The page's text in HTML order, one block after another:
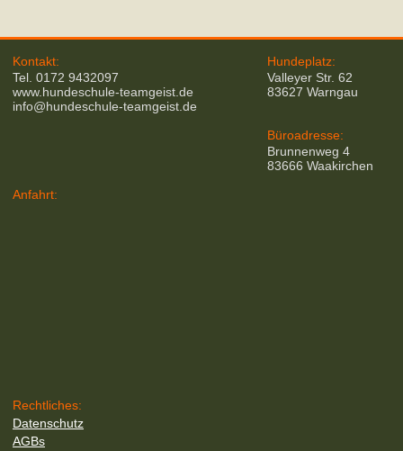
Kontakt:
Tel. 0172 9432097
www.hundeschule-teamgeist.de
info@hundeschule-teamgeist.de
Hundeplatz:
Valleyer Str. 62
83627 Warngau
Büroadresse:
Brunnenweg 4
83666 Waakirchen
Anfahrt:
Rechtliches:
Datenschutz
AGBs